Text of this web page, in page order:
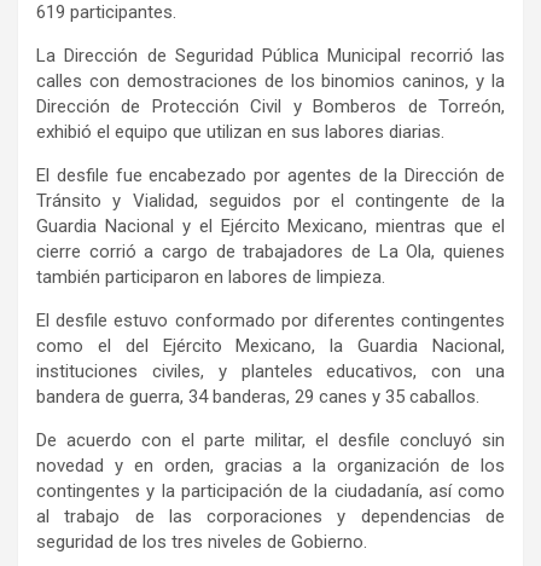
619 participantes.
La Dirección de Seguridad Pública Municipal recorrió las
calles con demostraciones de los binomios caninos, y la
Dirección de Protección Civil y Bomberos de Torreón,
exhibió el equipo que utilizan en sus labores diarias.
El desfile fue encabezado por agentes de la Dirección de
Tránsito y Vialidad, seguidos por el contingente de la
Guardia Nacional y el Ejército Mexicano, mientras que el
cierre corrió a cargo de trabajadores de La Ola, quienes
también participaron en labores de limpieza.
El desfile estuvo conformado por diferentes contingentes
como el del Ejército Mexicano, la Guardia Nacional,
instituciones civiles, y planteles educativos, con una
bandera de guerra, 34 banderas, 29 canes y 35 caballos.
De acuerdo con el parte militar, el desfile concluyó sin
novedad y en orden, gracias a la organización de los
contingentes y la participación de la ciudadanía, así como
al trabajo de las corporaciones y dependencias de
seguridad de los tres niveles de Gobierno.